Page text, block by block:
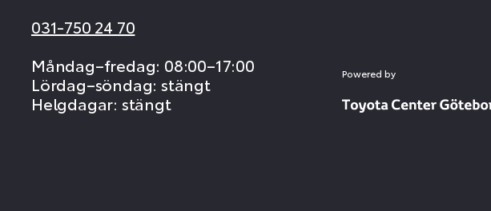
031-750 24 70
Måndag–fredag: 08:00–17:00
Lördag–söndag: stängt
Helgdagar: stängt
Powered by